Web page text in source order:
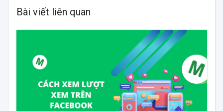
Bài viết liên quan